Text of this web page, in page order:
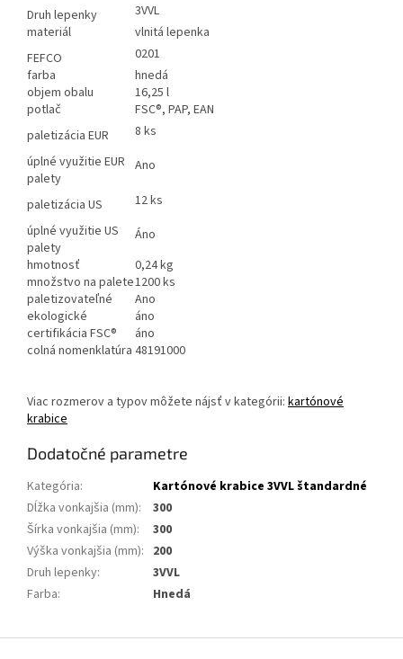
Druh lepenky
3VVL
materiál
vlnitá lepenka
FEFCO
0201
farba
hnedá
objem obalu
16,25 l
potlač
FSC®, PAP, EAN
paletizácia EUR
8 ks
úplné využitie EUR
palety
Ano
paletizácia US
12 ks
úplné využitie US
palety
Áno
hmotnosť
0,24 kg
množstvo na palete1200 ks
paletizovateľné
Ano
ekologické
áno
certifikácia FSC®
áno
colná nomenklatúra 48191000
Viac rozmerov a typov môžete nájsť v kategórii: kartónové
krabice
Dodatočné parametre
Kategória:
Kartónové krabice 3VVL štandardné
Dĺžka vonkajšia (mm):
300
Šírka vonkajšia (mm):
300
Výška vonkajšia (mm): 200
Druh lepenky:
3VVL
Farba: Hnedá